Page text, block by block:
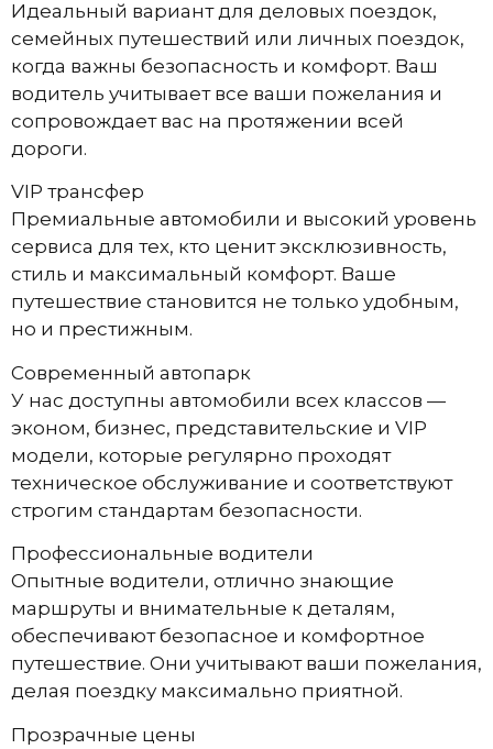
Идеальный вариант для деловых поездок,
семейных путешествий или личных поездок,
когда важны безопасность и комфорт. Ваш
водитель учитывает все ваши пожелания и
сопровождает вас на протяжении всей
дороги.
VIP трансфер
Премиальные автомобили и высокий уровень
сервиса для тех, кто ценит эксклюзивность,
стиль и максимальный комфорт. Ваше
путешествие становится не только удобным,
но и престижным.
Современный автопарк
У нас доступны автомобили всех классов —
эконом, бизнес, представительские и VIP
модели, которые регулярно проходят
техническое обслуживание и соответствуют
строгим стандартам безопасности.
Профессиональные водители
Опытные водители, отлично знающие
маршруты и внимательные к деталям,
обеспечивают безопасное и комфортное
путешествие. Они учитывают ваши пожелания,
делая поездку максимально приятной.
Прозрачные цены